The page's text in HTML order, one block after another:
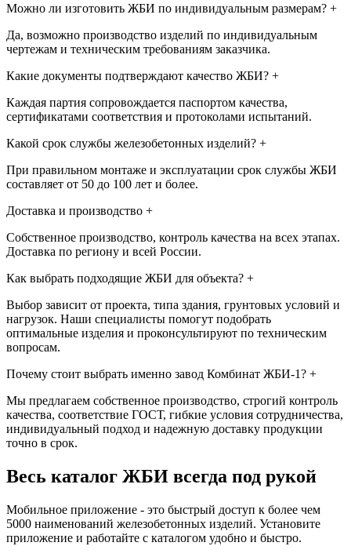
Можно ли изготовить ЖБИ по индивидуальным размерам? +
Да, возможно производство изделий по индивидуальным
чертежам и техническим требованиям заказчика.
Какие документы подтверждают качество ЖБИ? +
Каждая партия сопровождается паспортом качества,
сертификатами соответствия и протоколами испытаний.
Какой срок службы железобетонных изделий? +
При правильном монтаже и эксплуатации срок службы ЖБИ
составляет от 50 до 100 лет и более.
Доставка и производство +
Собственное производство, контроль качества на всех этапах.
Доставка по региону и всей России.
Как выбрать подходящие ЖБИ для объекта? +
Выбор зависит от проекта, типа здания, грунтовых условий и
нагрузок. Наши специалисты помогут подобрать
оптимальные изделия и проконсультируют по техническим
вопросам.
Почему стоит выбрать именно завод Комбинат ЖБИ-1? +
Мы предлагаем собственное производство, строгий контроль
качества, соответствие ГОСТ, гибкие условия сотрудничества,
индивидуальный подход и надежную доставку продукции
точно в срок.
Весь каталог ЖБИ всегда под рукой
Мобильное приложение - это быстрый доступ к более чем
5000 наименований железобетонных изделий. Установите
приложение и работайте с каталогом удобно и быстро.